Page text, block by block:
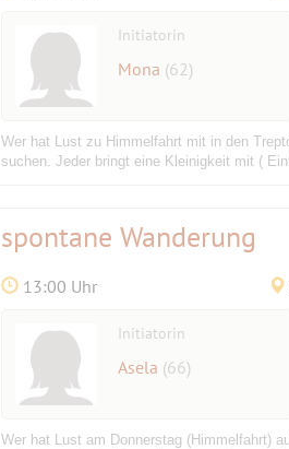
Initiatorin
Mona (62)
Wer hat Lust zu Himmelfahrt mit in den
suchen. Jeder bringt eine Kleinigkeit mit (
spontane Wanderung
13:00 Uhr
Initiatorin
Asela (66)
Wer hat Lust am Donnerstag (Himmelfahrt)